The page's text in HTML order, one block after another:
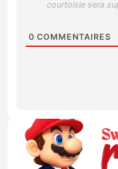
0 COMMENTAIRES